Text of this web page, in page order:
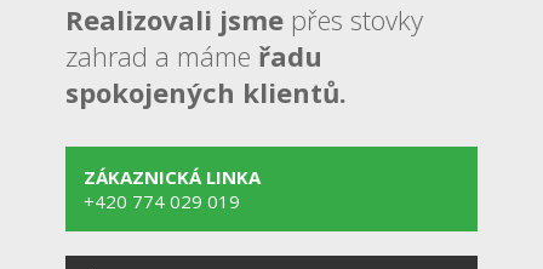
Realizovali jsme přes stovky
zahrad a máme řadu
spokojených klientů.
ZÁKAZNICKÁ LINKA
+420 774 029 019